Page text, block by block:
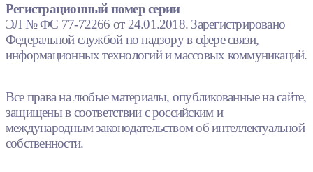
Регистрационный номер серии
ЭЛ № ФС 77-72266 от 24.01.2018. Зарегистрировано
Федеральной службой по надзору в сфере связи,
информационных технологий и массовых коммуникаций.
Все права на любые материалы, опубликованные на сайте,
защищены в соответствии с российским и
международным законодательством об интеллектуальной
собственности.